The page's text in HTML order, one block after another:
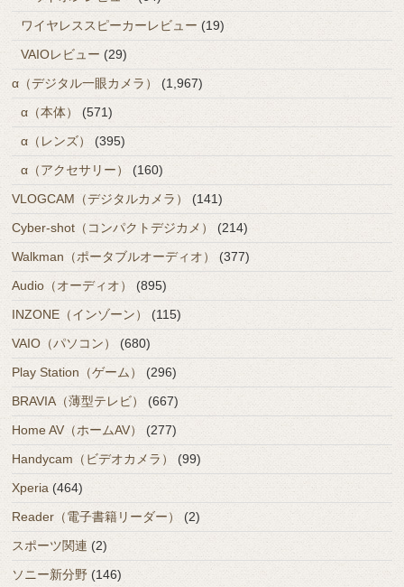
ワイヤレススピーカーレビュー (19)
VAIOレビュー (29)
α（デジタル一眼カメラ）
(1,967)
α（本体）
(571)
α（レンズ）
(395)
α（アクセサリー）
(160)
VLOGCAM（デジタルカメラ）
(141)
Cyber-shot（コンパクトデジカメ）
(214)
Walkman（ポータブルオーディオ）
(377)
Audio（オーディオ）
(895)
INZONE（インゾーン）
(115)
VAIO（パソコン）
(680)
Play Station（ゲーム）
(296)
BRAVIA（薄型テレビ）
(667)
Home AV（ホームAV）
(277)
Handycam（ビデオカメラ）
(99)
Xperia (464)
Reader（電子書籍リーダー）
(2)
スポーツ関連 (2)
ソニー新分野 (146)